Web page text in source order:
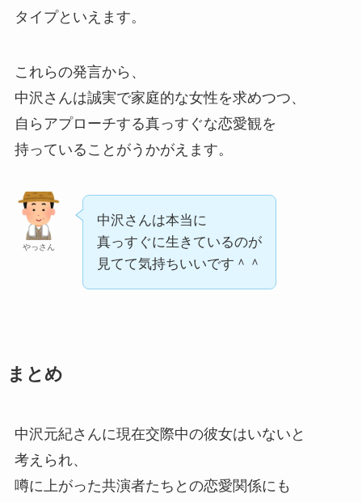
タイプといえます。
これらの発言から、
中沢さんは誠実で家庭的な女性を求めつつ、
自らアプローチする真っすぐな恋愛観を
持っていることがうかがえます。
やっさん
中沢さんは本当に
真っすぐに生きているのが
見てて気持ちいいです＾＾
まとめ
中沢元紀さんに現在交際中の彼女はいないと
考えられ、
噂に上がった共演者たちとの恋愛関係にも